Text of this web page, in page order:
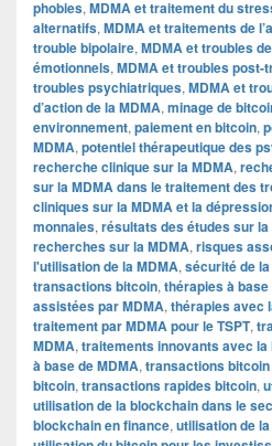
phobies, MDMA et traitement du
alternatifs, MDMA et traitements de
trouble bipolaire, MDMA et troubles
émotionnels, MDMA et troubles post-
troubles psychiatriques, MDMA et
d’action de la MDMA, minage de
environnement, paiement en bitcoin,
MDMA, potentiel thérapeutique des
recherche clinique sur la MDMA,
sur la MDMA dans le traitement des
cliniques sur la MDMA et la
monnaies, résultats des études sur la
recherches sur la MDMA, risques
l'utilisation de la MDMA, sécurité de
transactions bitcoin, thérapies à base
assistées par MDMA, thérapies avec
traitement par MDMA pour le TSPT,
MDMA, traitements innovants avec la
à base de MDMA, transactions bitcoin
bitcoin, transactions rapides bitcoin,
utilisation de la blockchain dans le
blockchain en finance, utilisation de